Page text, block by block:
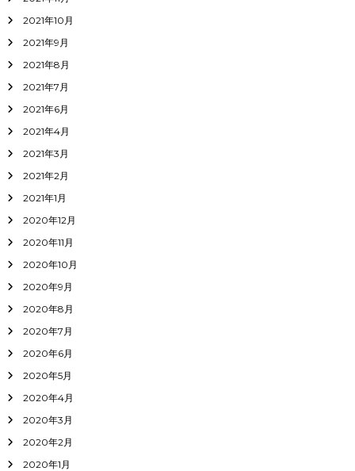
2021年10月
2021年9月
2021年8月
2021年7月
2021年6月
2021年4月
2021年3月
2021年2月
2021年1月
2020年12月
2020年11月
2020年10月
2020年9月
2020年8月
2020年7月
2020年6月
2020年5月
2020年4月
2020年3月
2020年2月
2020年1月